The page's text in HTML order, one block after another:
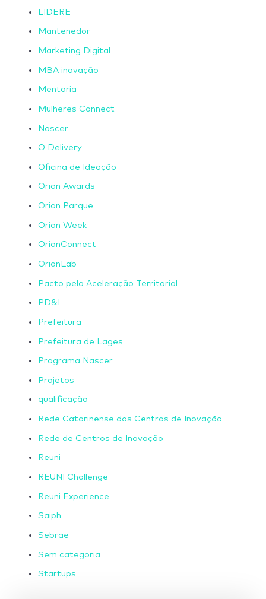
LIDERE
Mantenedor
Marketing Digital
MBA inovação
Mentoria
Mulheres Connect
Nascer
O Delivery
Oficina de Ideação
Orion Awards
Orion Parque
Orion Week
OrionConnect
OrionLab
Pacto pela Aceleração Territorial
PD&I
Prefeitura
Prefeitura de Lages
Programa Nascer
Projetos
qualificação
Rede Catarinense dos Centros de Inovação
Rede de Centros de Inovação
Reuni
REUNI Challenge
Reuni Experience
Saiph
Sebrae
Sem categoria
Startups